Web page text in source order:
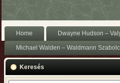
Home Dwayne Hudson –
Michael Walden – Waldmann
Keresés